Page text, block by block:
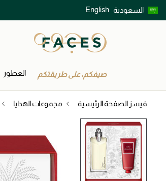
السعودية English
اكتشفوا خدمات الجمال المختارة بعناية
صيفكم، على طريقتكم العطور
فيسز الصفحة الرئيسية مجموعات الهدايا